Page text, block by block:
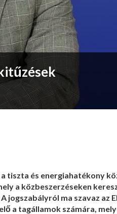
tiszta és energiahatékony
a közbeszerzéseken
ma szavaz az
a tagállamok számára,